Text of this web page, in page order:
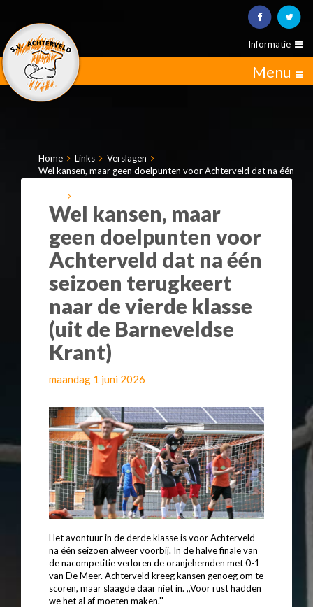
Informatie
Menu
Home Links
Verslagen
Wel kansen, maar geen doelpunten voor Achterveld dat na één
Wel kansen, maar
geen doelpunten voor
Achterveld dat na één
seizoen terugkeert
naar de vierde klasse
(uit de Barneveldse
Krant)
maandag 1 juni 2026
Het avontuur in de derde klasse is voor Achterveld
na één seizoen alweer voorbij. In de halve finale van
de nacompetitie verloren de oranjehemden met 0-1
van De Meer. Achterveld kreeg kansen genoeg om te
scoren, maar slaagde daar niet in. ,,Voor rust hadden
we het al af moeten maken.''